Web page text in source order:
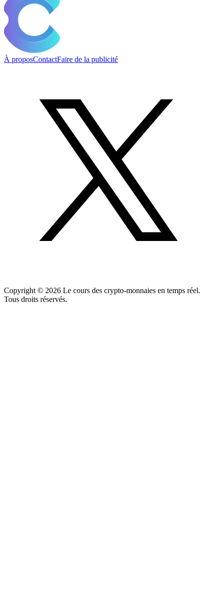
À proposContactFaire de la publicité
Copyright © 2026 Le cours des crypto-monnaies en temps réel.
Tous droits réservés.